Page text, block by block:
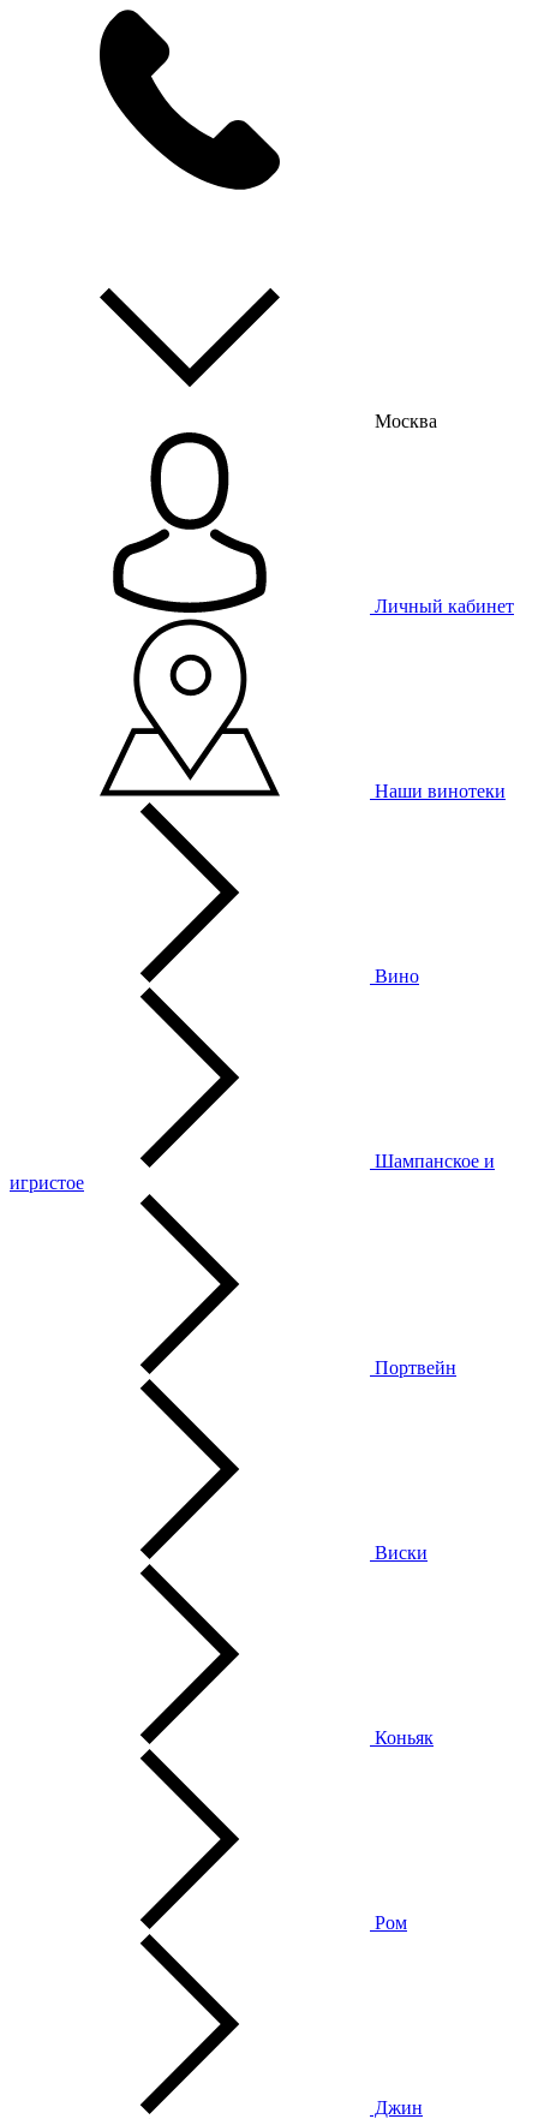
Москва
Личный кабинет
Наши винотеки
Вино
Шампанское и
игристое
Портвейн
Виски
Коньяк
Ром
Джин